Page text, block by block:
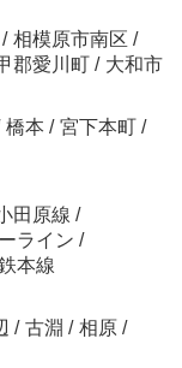
/ 相模原市南区 /
郡愛川町 / 大和市
橋本 / 宮下本町 /
田原線 /
ライン /
本線
/ 古淵 / 相原 /